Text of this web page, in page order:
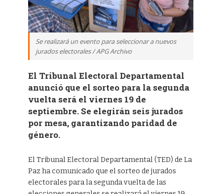
Se realizará un evento para seleccionar a nuevos
jurados electorales / APG Archivo
El Tribunal Electoral Departamental
anunció que el sorteo para la segunda
vuelta será el viernes 19 de
septiembre. Se elegirán seis jurados
por mesa, garantizando paridad de
género.
El Tribunal Electoral Departamental (TED) de La
Paz ha comunicado que el sorteo de jurados
electorales para la segunda vuelta de las